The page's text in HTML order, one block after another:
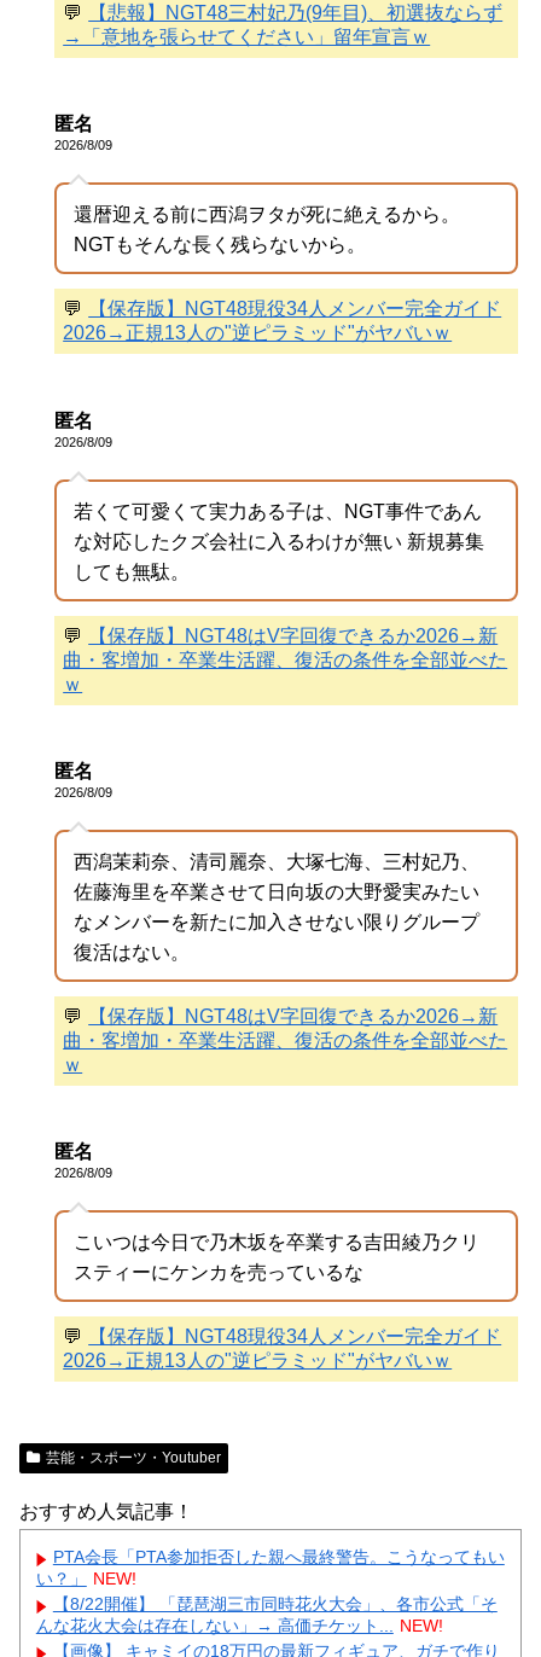
💬
【悲報】NGT48三村妃乃(9年目)、初選抜ならず
→「意地を張らせてください」留年宣言ｗ
匿名
2026/8/09
還暦迎える前に西潟ヲタが死に絶えるから。
NGTもそんな長く残らないから。
💬
【保存版】NGT48現役34人メンバー完全ガイド
2026→正規13人の"逆ピラミッド"がヤバいｗ
匿名
2026/8/09
若くて可愛くて実力ある子は、NGT事件であん
な対応したクズ会社に入るわけが無い 新規募集
しても無駄。
💬
【保存版】NGT48はV字回復できるか2026→新
曲・客増加・卒業生活躍、復活の条件を全部並べた
ｗ
匿名
2026/8/09
西潟茉莉奈、清司麗奈、大塚七海、三村妃乃、
佐藤海里を卒業させて日向坂の大野愛実みたい
なメンバーを新たに加入させない限りグループ
復活はない。
💬
【保存版】NGT48はV字回復できるか2026→新
曲・客増加・卒業生活躍、復活の条件を全部並べた
ｗ
匿名
2026/8/09
こいつは今日で乃木坂を卒業する吉田綾乃クリ
スティーにケンカを売っているな
💬
【保存版】NGT48現役34人メンバー完全ガイド
2026→正規13人の"逆ピラミッド"がヤバいｗ
芸能・スポーツ・Youtuber
おすすめ人気記事！
PTA会長「PTA参加拒否した親へ最終警告。こうなってもい
い？」
NEW!
【8/22開催】 「琵琶湖三市同時花火大会」、各市公式「そ
んな花火大会は存在しない」→ 高価チケット... NEW!
【画像】 キャミイの18万円の最新フィギュア、ガチで作り